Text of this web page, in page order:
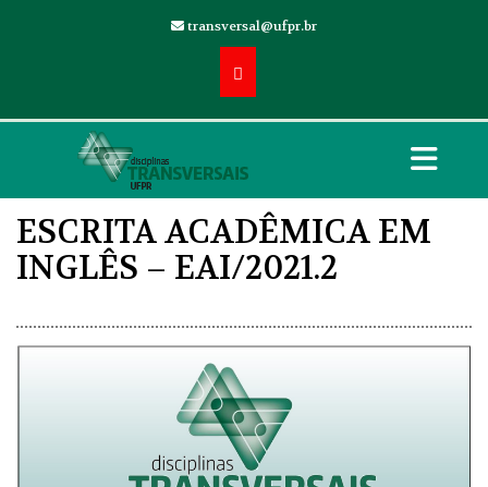
transversal@ufpr.br
ESCRITA ACADÊMICA EM
INGLÊS – EAI/2021.2